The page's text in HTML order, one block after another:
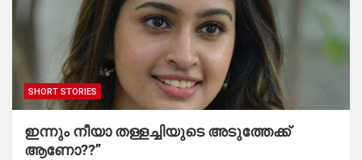
SHORT STORIES
ഇന്നും നീയാ തള്ളച്ചിയുടെ അടുത്തേക്ക്
ആണോ??”